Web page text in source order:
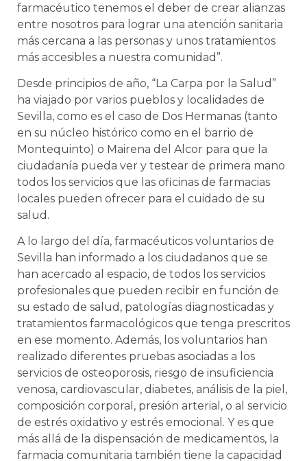
farmacéutico tenemos el deber de crear alianzas
entre nosotros para lograr una atención sanitaria
más cercana a las personas y unos tratamientos
más accesibles a nuestra comunidad”.
Desde principios de año, “La Carpa por la Salud”
ha viajado por varios pueblos y localidades de
Sevilla, como es el caso de Dos Hermanas (tanto
en su núcleo histórico como en el barrio de
Montequinto) o Mairena del Alcor para que la
ciudadanía pueda ver y testear de primera mano
todos los servicios que las oficinas de farmacias
locales pueden ofrecer para el cuidado de su
salud.
A lo largo del día, farmacéuticos voluntarios de
Sevilla han informado a los ciudadanos que se
han acercado al espacio, de todos los servicios
profesionales que pueden recibir en función de
su estado de salud, patologías diagnosticadas y
tratamientos farmacológicos que tenga prescritos
en ese momento. Además, los voluntarios han
realizado diferentes pruebas asociadas a los
servicios de osteoporosis, riesgo de insuficiencia
venosa, cardiovascular, diabetes, análisis de la piel,
composición corporal, presión arterial, o al servicio
de estrés oxidativo y estrés emocional. Y es que
más allá de la dispensación de medicamentos, la
farmacia comunitaria también tiene la capacidad